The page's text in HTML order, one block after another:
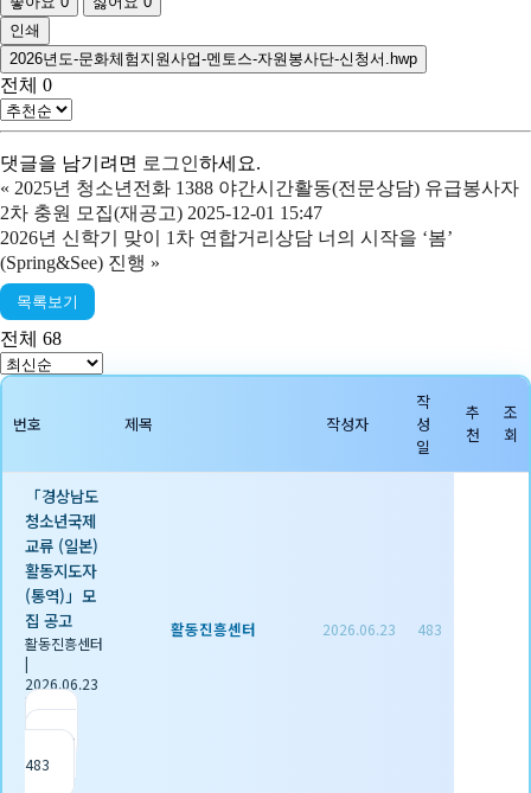
인쇄
2026년도-문화체험지원사업-멘토스-자원봉사단-신청서.hwp
전체 0
댓글을 남기려면 로그인하세요.
« 2025년 청소년전화 1388 야간시간활동(전문상담) 유급봉사자
2차 충원 모집(재공고) 2025-12-01 15:47
2026년 신학기 맞이 1차 연합거리상담 너의 시작을 ‘봄’
(Spring&See) 진행 »
목록보기
전체 68
번호 제목 작성자
작
성
일
추
천
조
회
「경상남도
청소년국제
교류 (일본)
활동지도자
(통역)」모
집 공고
활동진흥센터
|
2026.06.23
|
조회
483
활동진흥센터 2026.06.23 483